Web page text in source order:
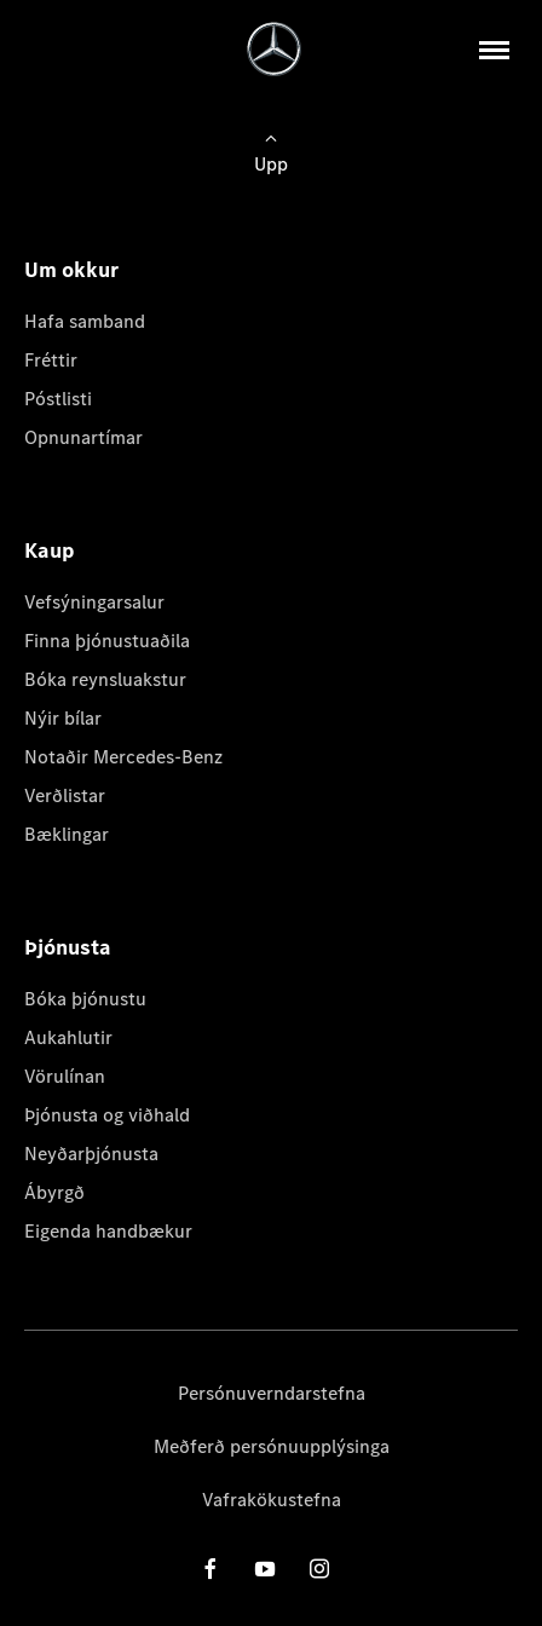
Upp
Um okkur
Hafa samband
Fréttir
Póstlisti
Opnunartímar
Kaup
Vefsýningarsalur
Finna þjónustuaðila
Bóka reynsluakstur
Nýir bílar
Notaðir Mercedes-Benz
Verðlistar
Bæklingar
Þjónusta
Bóka þjónustu
Aukahlutir
Vörulínan
Þjónusta og viðhald
Neyðarþjónusta
Ábyrgð
Eigenda handbækur
Persónuverndarstefna
Meðferð persónuupplýsinga
Vafrakökustefna